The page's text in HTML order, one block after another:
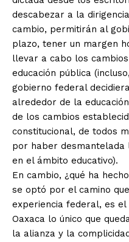
descabezar a la
cambio, permitirán al
plazo, tener un margen
llevar a cabo los
educación pública
gobierno federal
alrededor de la
de los cambios
constitucional, de todos
por haber desmantelada
en el ámbito educativo).
En cambio, ¿qué ha
se optó por el camino
experiencia federal, es el
Oaxaca lo único que
la alianza y la